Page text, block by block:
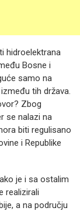
hidroelektrana
Bosne i
samo na
tih država.
Zbog
se nalazi na
biti regulisano
i Republike
je i sa ostalim
realizirali
a na području